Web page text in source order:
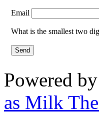
Email
What is the smallest two
Powered by
as Milk